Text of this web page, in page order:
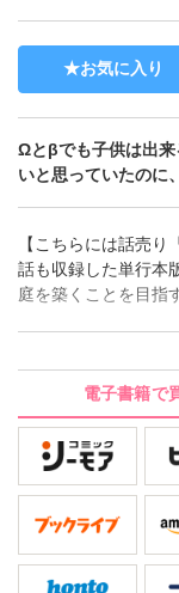
お気に入り
Ωとβでも子供は出来
いと思っていたの
【こちらには話売
話も収録した単行本
庭を築くことを目指
ろそろ結婚を…と思
現れる。他のαとは
れ!?「運命の番」で
の関係。「運命」よ
ど、身体はいうこ
く切ないオメガバー
電子書籍で